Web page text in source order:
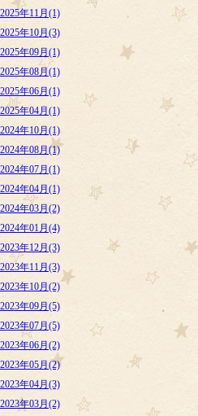
2025年11月(1)
2025年10月(3)
2025年09月(1)
2025年08月(1)
2025年06月(1)
2025年04月(1)
2024年10月(1)
2024年08月(1)
2024年07月(1)
2024年04月(1)
2024年03月(2)
2024年01月(4)
2023年12月(3)
2023年11月(3)
2023年10月(2)
2023年09月(5)
2023年07月(5)
2023年06月(2)
2023年05月(2)
2023年04月(3)
2023年03月(2)